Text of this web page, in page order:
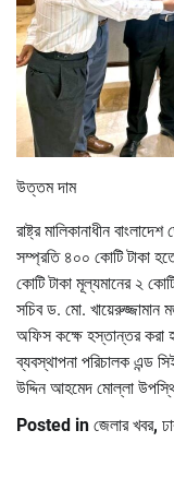
উত্তম দাম
রাষ্ট্র মালিকানাধীন
সম্প্রতি ৪০০ কোটি টাকা
কোটি টাকা মূল্যমানের ২
সচিব ড. মো. খায়েরুজ্জামান
অফিস কক্ষে হস্তান্তর করা
ব্যবস্থাপনা পরিচালক এন্ড
উদ্দিন আহমেদ মোল্লা
Posted in জেলার খবর,